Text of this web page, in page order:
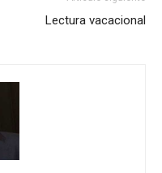
Lectura vacacional